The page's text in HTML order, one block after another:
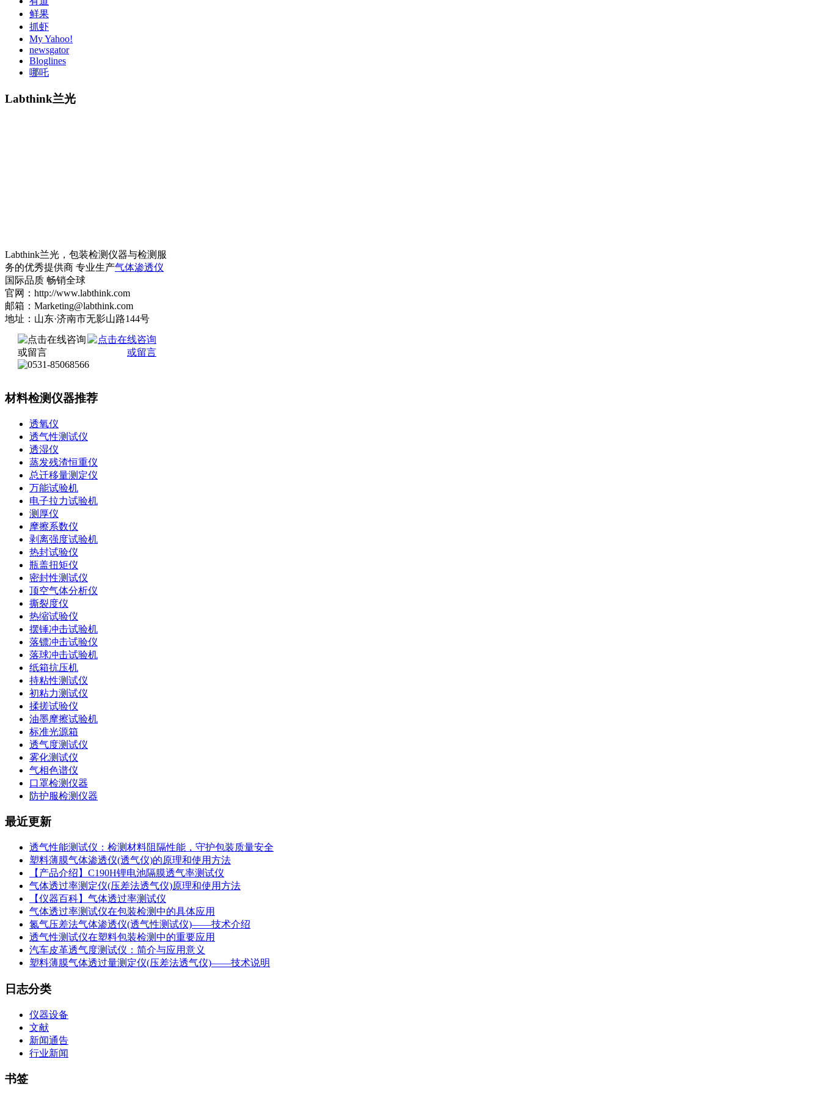
鲜果
抓虾
My Yahoo!
newsgator
Bloglines
哪吒
Labthink兰光
Labthink兰光，包装检测仪器与检测服
务的优秀提供商 专业生产气体渗透仪
国际品质 畅销全球
官网：http://www.labthink.com
邮箱：Marketing@labthink.com
地址：山东·济南市无影山路144号
材料检测仪器推荐
透氧仪
透气性测试仪
透湿仪
蒸发残渣恒重仪
总迁移量测定仪
万能试验机
电子拉力试验机
测厚仪
摩擦系数仪
剥离强度试验机
热封试验仪
瓶盖扭矩仪
密封性测试仪
顶空气体分析仪
撕裂度仪
热缩试验仪
摆锤冲击试验机
落镖冲击试验仪
落球冲击试验机
纸箱抗压机
持粘性测试仪
初粘力测试仪
揉搓试验仪
油墨摩擦试验机
标准光源箱
透气度测试仪
雾化测试仪
气相色谱仪
口罩检测仪器
防护服检测仪器
最近更新
透气性能测试仪：检测材料阻隔性能，守护包装质量安全
塑料薄膜气体渗透仪(透气仪)的原理和使用方法
【产品介绍】C190H锂电池隔膜透气率测试仪
气体透过率测定仪(压差法透气仪)原理和使用方法
【仪器百科】气体透过率测试仪
气体透过率测试仪在包装检测中的具体应用
氮气压差法气体渗透仪(透气性测试仪)——技术介绍
透气性测试仪在塑料包装检测中的重要应用
汽车皮革透气度测试仪：简介与应用意义
塑料薄膜气体透过量测定仪(压差法透气仪)——技术说明
日志分类
仪器设备
文献
新闻通告
行业新闻
书签